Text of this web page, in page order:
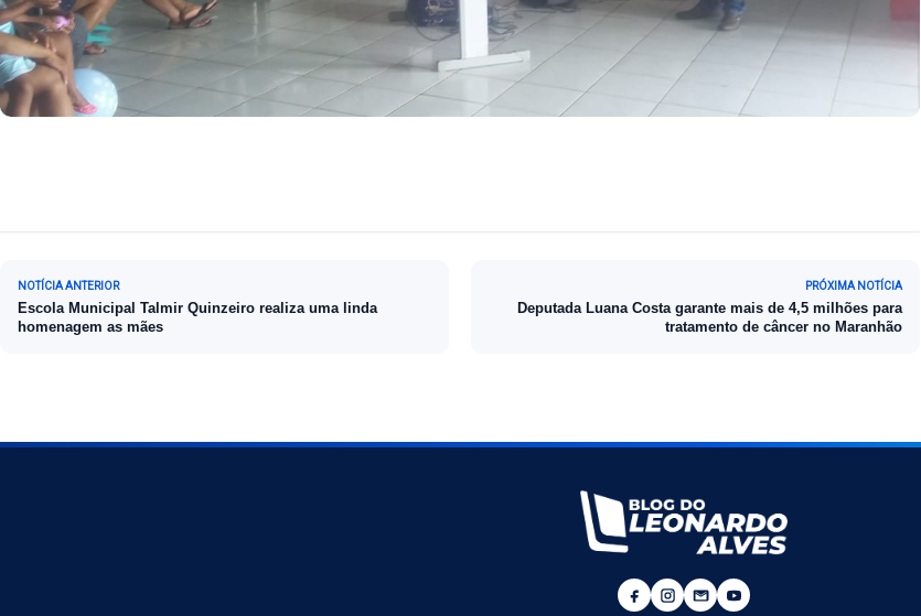
Navegação de Post
NOTÍCIA ANTERIOR
Escola Municipal Talmir Quinzeiro realiza uma linda
homenagem as mães
PRÓXIMA NOTÍCIA
Deputada Luana Costa garante mais de 4,5 milhões para
tratamento de câncer no Maranhão